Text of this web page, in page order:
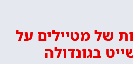
של מטיילים על
בגונדולה